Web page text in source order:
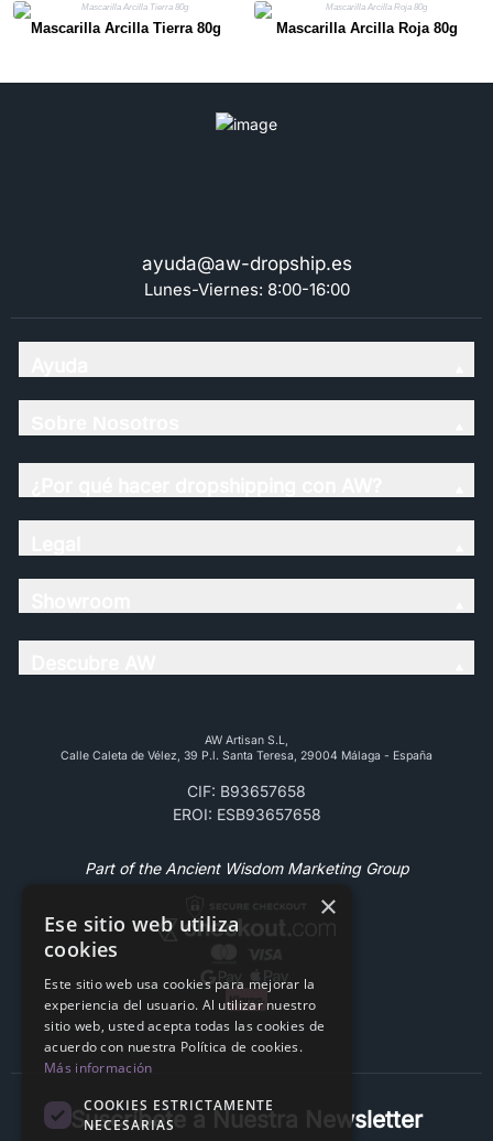
Mascarilla Arcilla Tierra 80g Mascarilla Arcilla Roja 80g
ayuda@aw-dropship.es
Lunes-Viernes: 8:00-16:00
AW Artisan S.L,
Calle Caleta de Vélez, 39 P.l. Santa Teresa, 29004 Málaga - España
CIF: B93657658
EROI: ESB93657658
Part of the Ancient Wisdom Marketing Group
Suscríbete a Nuestra Newsletter
×
Ese sitio web utiliza
cookies
Este sitio web usa cookies para mejorar la
experiencia del usuario. Al utilizar nuestro
sitio web, usted acepta todas las cookies de
acuerdo con nuestra Política de cookies.
Más información
COOKIES ESTRICTAMENTE
NECESARIAS